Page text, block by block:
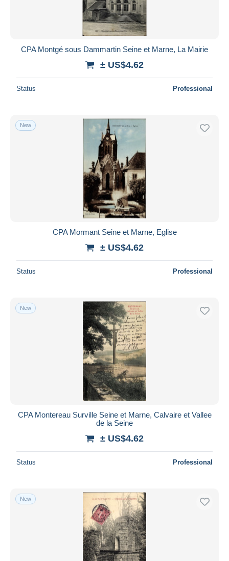
CPA Montgé sous Dammartin Seine et Marne, La Mairie
± US$4.62
Status Professional
New
CPA Mormant Seine et Marne, Eglise
± US$4.62
Status Professional
New
CPA Montereau Surville Seine et Marne, Calvaire et Vallee
de la Seine
± US$4.62
Status Professional
New